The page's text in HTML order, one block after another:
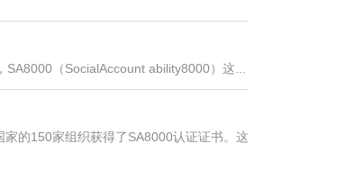
（SocialAccount ability8000）这...
的150家组织获得了SA8000认证证书。这